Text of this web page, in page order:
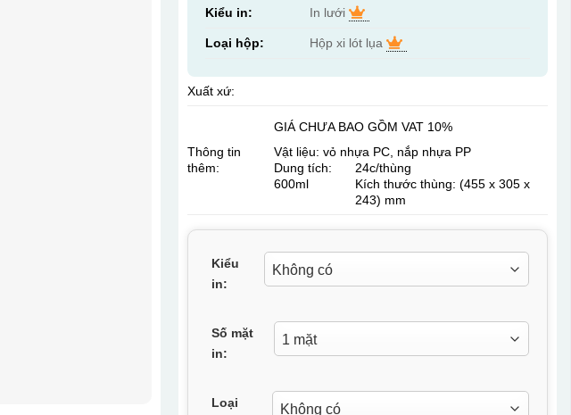
Kiểu in: In lưới
Loại hộp: Hộp xi lót lụa
Xuất xứ:
Thông tin
thêm:
GIÁ CHƯA BAO GỒM VAT 10%
Vật liệu: vỏ nhựa PC, nắp nhựa PP
Dung tích:
600ml
24c/thùng
Kích thước thùng: (455 x 305 x
243) mm
Kiểu
in:
Số mặt
in:
Loại